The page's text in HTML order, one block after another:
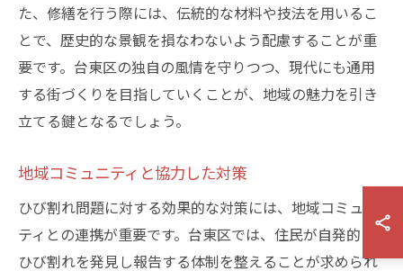
た、修繕を行う際には、伝統的な材料や技法を用いるこ
とで、歴史的な景観を損なわないよう配慮することが重
要です。台東区の独自の風情を守りつつ、現代にも通用
する街づくりを目指していくことが、地域の魅力を引き
立てる鍵となるでしょう。
地域コミュニティと協力した対策
ひび割れ問題に対する効果的な対策には、地域コミュニ
ティとの連携が重要です。台東区では、住民が自発的に
ひび割れを発見し報告する体制を整えることが求められ